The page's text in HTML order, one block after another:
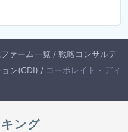
ァーム一覧 / 戦略コンサルテ
ン(CDI) / コーポレイト・ディ
ング